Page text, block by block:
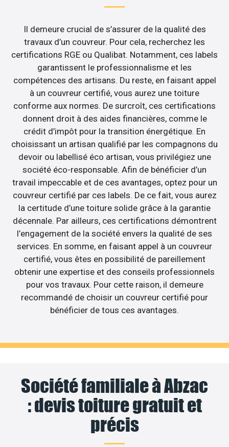
Il demeure crucial de s’assurer de la qualité des
travaux d’un couvreur. Pour cela, recherchez les
certifications RGE ou Qualibat. Notamment, ces labels
garantissent le professionnalisme et les
compétences des artisans. Du reste, en faisant appel
à un couvreur certifié, vous aurez une toiture
conforme aux normes. De surcroît, ces certifications
donnent droit à des aides financières, comme le
crédit d’impôt pour la transition énergétique. En
choisissant un artisan qualifié par les compagnons du
devoir ou labellisé éco artisan, vous privilégiez une
société éco-responsable. Afin de bénéficier d’un
travail impeccable et de ces avantages, optez pour un
couvreur certifié par ces labels. De ce fait, vous aurez
la certitude d’une toiture solide grâce à la garantie
décennale. Par ailleurs, ces certifications démontrent
l’engagement de la société envers la qualité de ses
services. En somme, en faisant appel à un couvreur
certifié, vous êtes en possibilité de pareillement
obtenir une expertise et des conseils professionnels
pour vos travaux. Pour cette raison, il demeure
recommandé de choisir un couvreur certifié pour
bénéficier de tous ces avantages.
Société familiale à Abzac
: devis toiture gratuit et
précis